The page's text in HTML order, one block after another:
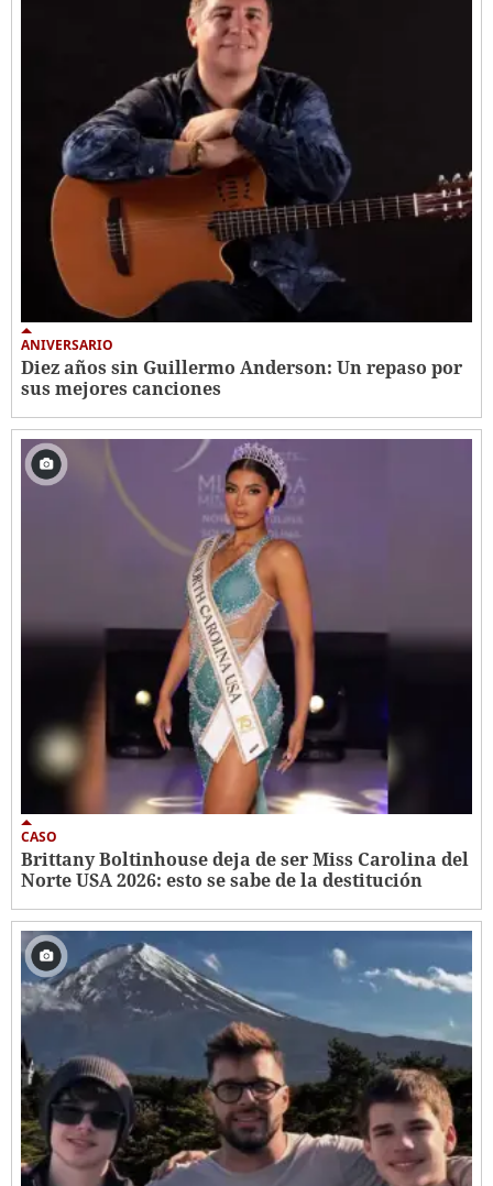
ANIVERSARIO
Diez años sin Guillermo Anderson: Un repaso por
sus mejores canciones
CASO
Brittany Boltinhouse deja de ser Miss Carolina del
Norte USA 2026: esto se sabe de la destitución